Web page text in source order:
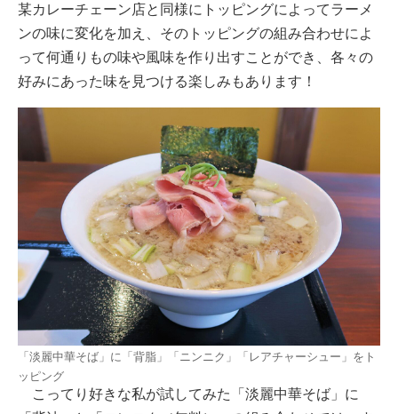
某カレーチェーン店と同様にトッピングによってラーメ
ンの味に変化を加え、そのトッピングの組み合わせによ
って何通りもの味や風味を作り出すことができ、各々の
好みにあった味を見つける楽しみもあります！
「淡麗中華そば」に「背脂」「ニンニク」「レアチャーシュー」をト
ッピング
こってり好きな私が試してみた「淡麗中華そば」に